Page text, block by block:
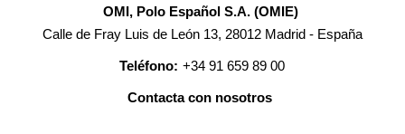
OMI, Polo Español S.A. (OMIE)
Calle de Fray Luis de León 13, 28012 Madrid - España
Teléfono: +34 91 659 89 00
Contacta con nosotros